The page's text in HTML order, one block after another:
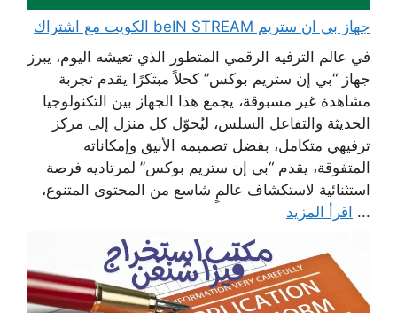
جهاز بي ان ستريم beIN STREAM الكويت مع اشتراك
في عالم الترفيه الرقمي المتطور الذي تعيشه اليوم، يبرز
جهاز “بي إن ستريم بوكس” كحلاً مبتكرًا يقدم تجربة
مشاهدة غير مسبوقة، يجمع هذا الجهاز بين التكنولوجيا
الحديثة والتفاعل السلس، ليُحوّل كل منزل إلى مركز
ترفيهي متكامل، بفضل تصميمه الأنيق وإمكاناته
المتفوقة، يقدم “بي إن ستريم بوكس” لمرتاديه فرصة
استثنائية لاستكشاف عالمٍ شاسع من المحتوى المتنوع،
... اقرأ المزيد